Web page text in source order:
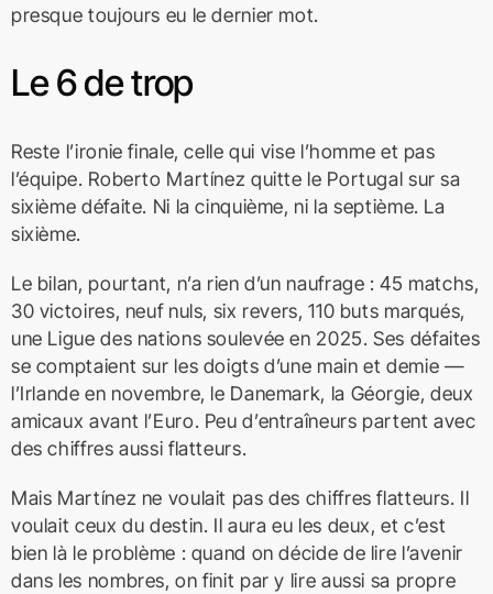
presque toujours eu le dernier mot.
Le 6 de trop
Reste l’ironie finale, celle qui vise l’homme et pas
l’équipe. Roberto Martínez quitte le Portugal sur sa
sixième défaite. Ni la cinquième, ni la septième. La
sixième.
Le bilan, pourtant, n’a rien d’un naufrage : 45 matchs,
30 victoires, neuf nuls, six revers, 110 buts marqués,
une Ligue des nations soulevée en 2025. Ses défaites
se comptaient sur les doigts d’une main et demie —
l’Irlande en novembre, le Danemark, la Géorgie, deux
amicaux avant l’Euro. Peu d’entraîneurs partent avec
des chiffres aussi flatteurs.
Mais Martínez ne voulait pas des chiffres flatteurs. Il
voulait ceux du destin. Il aura eu les deux, et c’est
bien là le problème : quand on décide de lire l’avenir
dans les nombres, on finit par y lire aussi sa propre